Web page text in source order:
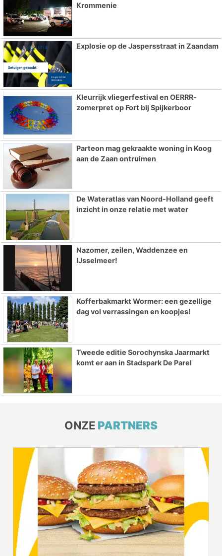
Krommenie
Explosie op de Jaspersstraat in Zaandam
Kleurrijk vliegerfestival en OERRR-
zomerpret op Fort bij Spijkerboor
Parteon mag gekraakte woning in Koog
aan de Zaan ontruimen
De Wateratlas van Noord-Holland geeft
inzicht in onze relatie met water
Nazomer, zeilen, Waddenzee en
IJsselmeer!
Kofferbakmarkt Wormer: een gezellige
dag vol verrassingen en koopjes!
Tweede editie Sorochynska Jaarmarkt
komt er aan in Stadspark De Parel
ONZE PARTNERS